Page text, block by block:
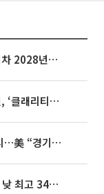
종부세 개편에도…1·3주택 종부세 격차 2028년부터 확대
미국, 가상자산 포괄 규제 속도…상원, ‘클래리티법’ 9월 절차투표 추진
이란, 미국에 호르무즈 합의 조건 제시…美 “경기 아직 안 끝나” [종합]
[내일 날씨] 전국 무더위 계속…10일 낮 최고 34도 육박